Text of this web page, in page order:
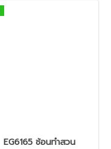
EG6165 ช้อนทำสวน